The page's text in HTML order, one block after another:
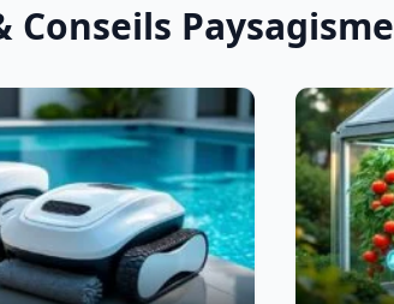
Conseils Paysagisme